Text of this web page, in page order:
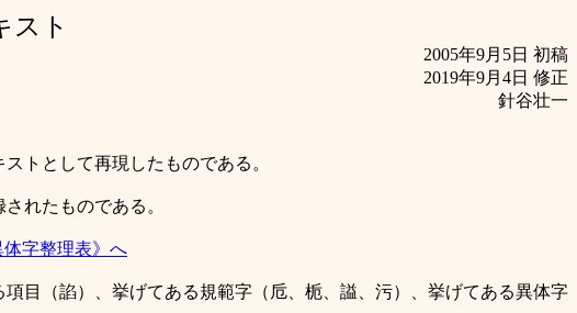
スト
2005年9月5日 初稿
2019年9月4日 修正
針谷壮一
トとして再現したものである。
れたものである。
体字整理表》へ
目（諂）、挙げてある規範字（卮、栀、謚、污）、挙げてある異体字